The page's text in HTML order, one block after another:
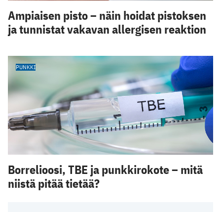
Ampiaisen pisto – näin hoidat pistoksen
ja tunnistat vakavan allergisen reaktion
PUNKKI
Borrelioosi, TBE ja punkkirokote – mitä
niistä pitää tietää?